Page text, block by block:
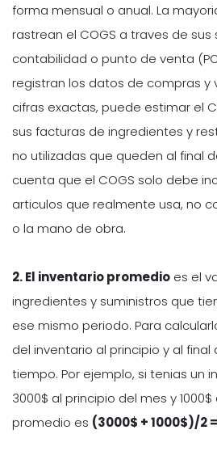
forma mensual o anual. La
rastrean el COGS a traves de
contabilidad o punto de venta
registran los datos de compras y
cifras exactas, puede estimar el
sus facturas de ingredientes y
no utilizadas que queden al final
cuenta que el COGS solo debe
articulos que realmente usa, no
o la mano de obra.
2. El inventario promedio es el
ingredientes y suministros que
ese mismo periodo. Para
del inventario al principio y al
tiempo. Por ejemplo, si tenias un
3000$ al principio del mes y
promedio es (3000$ + 1000$)/2 =